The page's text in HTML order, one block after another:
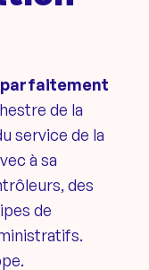
de la
service de la
à sa
des
de